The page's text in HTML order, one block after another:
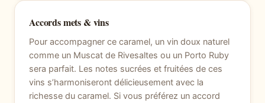
Accords mets & vins
Pour accompagner ce caramel, un vin doux naturel
comme un Muscat de Rivesaltes ou un Porto Ruby
sera parfait. Les notes sucrées et fruitées de ces
vins s’harmoniseront délicieusement avec la
richesse du caramel. Si vous préférez un accord